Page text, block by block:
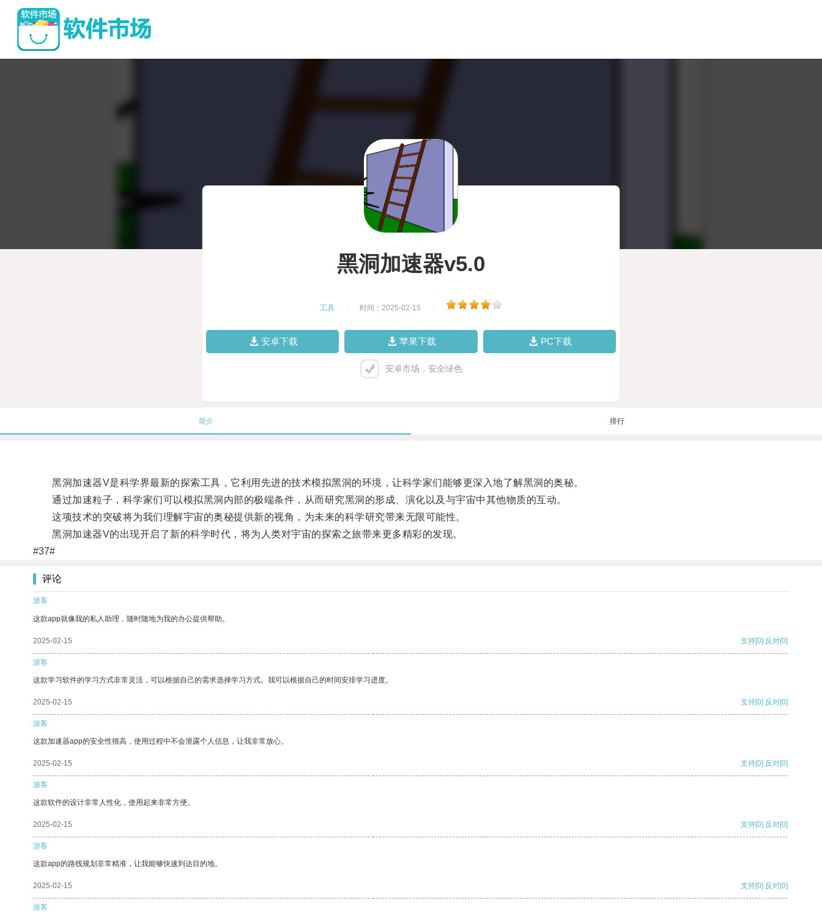
黑洞加速器v5.0
工具 时间：2025-02-15
安卓下载 苹果下载 PC下载
安卓市场，安全绿色
简介 排行
黑洞加速器V是科学界最新的探索工具，它利用先进的技术模拟黑洞的环境，让科学家们能够更深入地了解黑洞的奥秘。
通过加速粒子，科学家们可以模拟黑洞内部的极端条件，从而研究黑洞的形成、演化以及与宇宙中其他物质的互动。
这项技术的突破将为我们理解宇宙的奥秘提供新的视角，为未来的科学研究带来无限可能性。
黑洞加速器V的出现开启了新的科学时代，将为人类对宇宙的探索之旅带来更多精彩的发现。
#37#
评论
游客
这款app就像我的私人助理，随时随地为我的办公提供帮助。
2025-02-15 支持[0] 反对[0]
游客
这款学习软件的学习方式非常灵活，可以根据自己的需求选择学习方式。我可以根据自己的时间安排学习进度。
2025-02-15 支持[0] 反对[0]
游客
这款加速器app的安全性很高，使用过程中不会泄露个人信息，让我非常放心。
2025-02-15 支持[0] 反对[0]
游客
这款软件的设计非常人性化，使用起来非常方便。
2025-02-15 支持[0] 反对[0]
游客
这款app的路线规划非常精准，让我能够快速到达目的地。
2025-02-15 支持[0] 反对[0]
游客